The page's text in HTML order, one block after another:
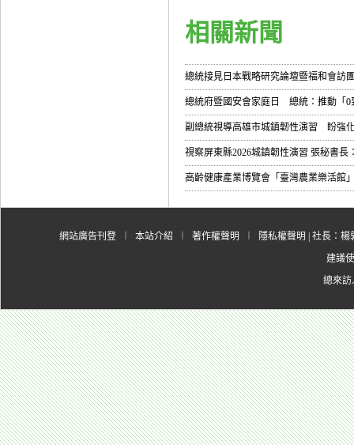
相關新聞
總統接見日本戰略研究論壇暨福和會
總統府暨國安會家庭日 總統：推動「
副總統視導高雄市城鎮韌性演習 盼強
視察屏東縣2026城鎮韌性演習 張秘書
高齡健康產業博覽會「臺灣農業樂活館
網站廣告刊登 本站介紹 著作權聲明 隱私權聲明 | 社長：
建議
總來訪